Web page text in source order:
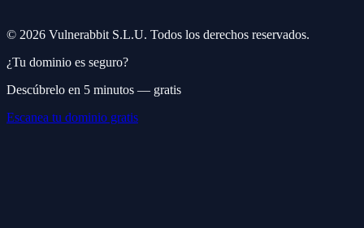
© 2026 Vulnerabbit S.L.U. Todos los derechos reservados.
¿Tu dominio es seguro?
Descúbrelo en 5 minutos — gratis
Escanea tu dominio gratis